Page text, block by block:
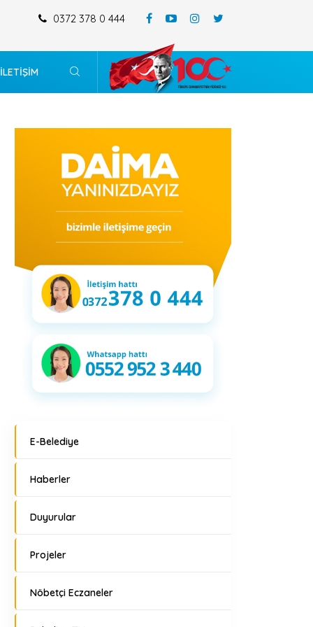
MERKEZ MAHALLESİ 196 ADA 4-5-14 VE 15 SAYILI PARSELİ
0372 378 0 444
İLETİŞİM
E-Belediye
Haberler
Duyurular
Projeler
Nöbetçi Eczaneler